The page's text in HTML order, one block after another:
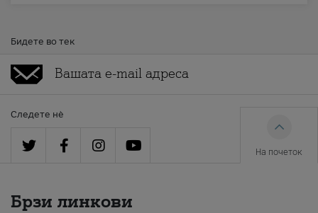
Бидете во тек
Следете нè
На почеток
Брзи линкови